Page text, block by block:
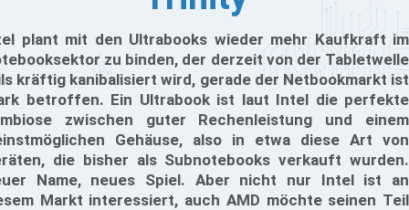
plant mit den Ultrabooks wieder mehr Kaufkraft im
zu binden, der derzeit von der Tabletwelle
kräftig kanibalisiert wird, gerade der Netbookmarkt ist
betroffen. Ein Ultrabook ist laut Intel die perfekte
zwischen guter Rechenleistung und einem
Gehäuse, also in etwa diese Art von
die bisher als Subnotebooks verkauft wurden.
Name, neues Spiel. Aber nicht nur Intel ist an
Markt interessiert, auch AMD möchte seinen Teil